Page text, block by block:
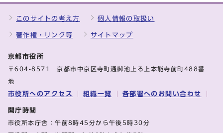
このサイトの考え方 個人情報の取扱い
著作権・リンク等 サイトマップ
京都市役所
〒604-8571 京都市中京区寺町通御池上る上本能寺前町488番
地
市役所へのアクセス 組織一覧 各部署へのお問い合わせ
開庁時間
市役所本庁舎：午前8時45分から午後5時30分